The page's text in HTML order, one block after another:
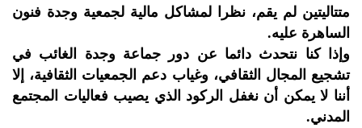
متتاليتين لم يقم، نظرا لمشاكل مالية لجمعية وجدة فنون
الساهرة عليه.
وإذا كنا نتحدث دائما عن دور جماعة وجدة الغائب في
تشجيع المجال الثقافي، وغياب دعم الجمعيات الثقافية، إلا
أننا لا يمكن أن نغفل الركود الذي يصيب فعاليات المجتمع
المدني.